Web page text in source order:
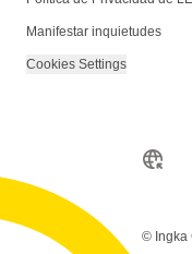
Manifestar inquietudes
Cookies Settings
© Ingka